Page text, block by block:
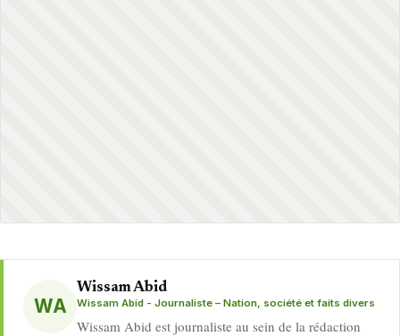
WA
Wissam Abid
Wissam Abid - Journaliste – Nation, société et faits divers
Wissam Abid est journaliste au sein de la rédaction